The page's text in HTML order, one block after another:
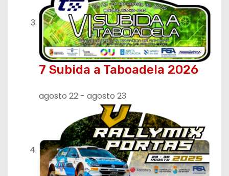
7 Subida a Taboadela 2026
agosto 22 - agosto 23